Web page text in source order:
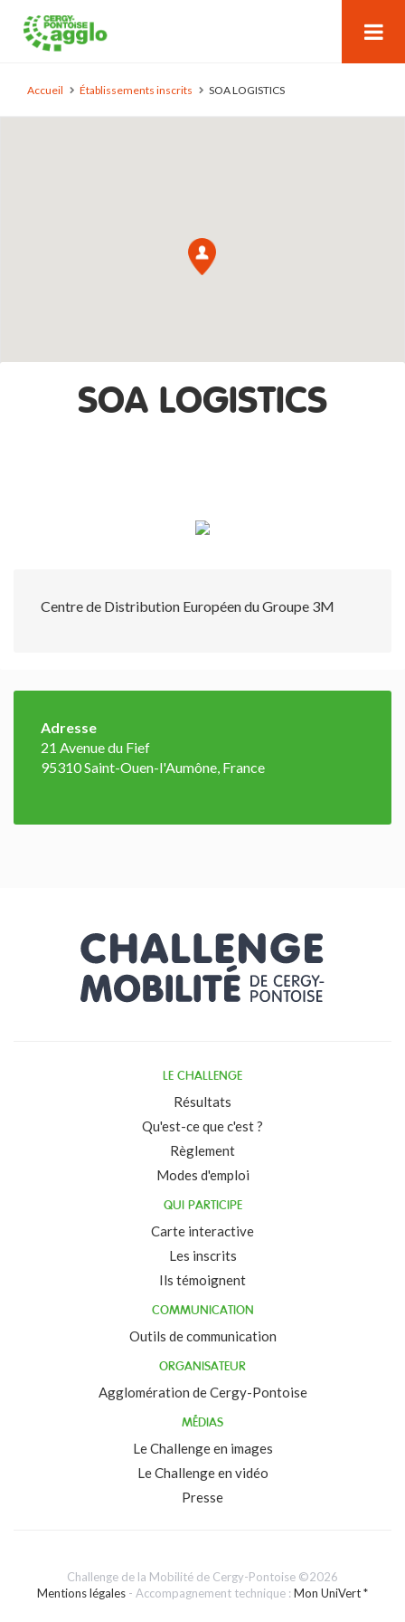
Accueil Établissements inscrits SOA LOGISTICS
SOA LOGISTICS
Centre de Distribution Européen du Groupe 3M
Adresse
21 Avenue du Fief
95310 Saint-Ouen-l'Aumône, France
LE CHALLENGE
Résultats
Qu'est-ce que c'est ?
Règlement
Modes d'emploi
QUI PARTICIPE
Carte interactive
Les inscrits
Ils témoignent
COMMUNICATION
Outils de communication
ORGANISATEUR
Agglomération de Cergy-Pontoise
MÉDIAS
Le Challenge en images
Le Challenge en vidéo
Presse
Challenge de la Mobilité de Cergy-Pontoise ©2026
Mentions légales - Accompagnement technique : Mon UniVert *